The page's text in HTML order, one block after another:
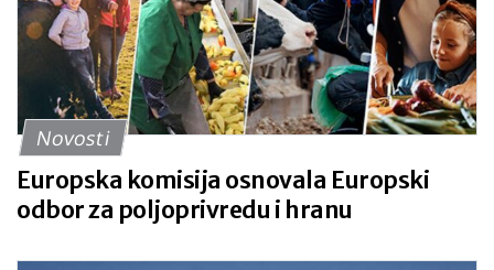
Novosti
Europska komisija osnovala Europski
odbor za poljoprivredu i hranu